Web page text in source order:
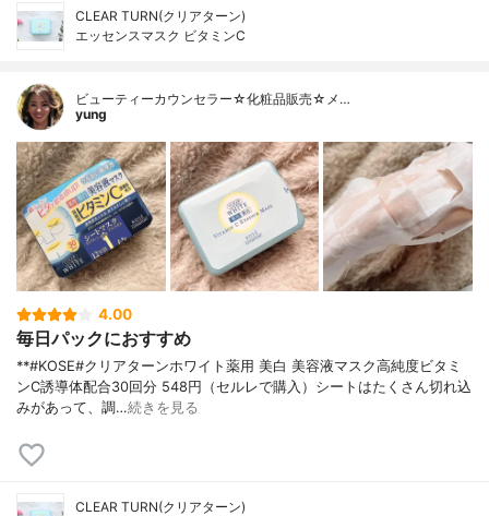
CLEAR TURN(クリアターン)
エッセンスマスク ビタミンC
ビューティーカウンセラー☆化粧品販売☆メ…
yung
4.00
毎日パックにおすすめ
**#KOSE#クリアターンホワイト薬用 美白 美容液マスク高純度ビタミ
ンC誘導体配合⁡30回分 548円（セルレで購入）⁡シートはたくさん切れ込
みがあって、調…続きを見る
CLEAR TURN(クリアターン)